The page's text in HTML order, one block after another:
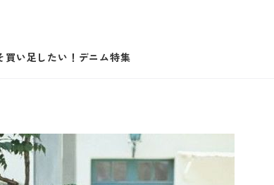
買い足したい！デニム特集